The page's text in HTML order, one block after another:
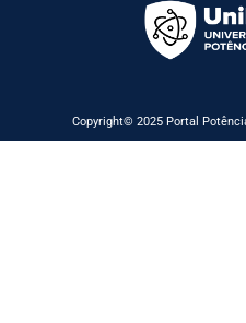
Copyright© 2025 Portal